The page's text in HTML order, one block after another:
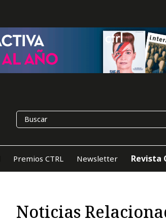
Premios CTRL Newsletter Revista
Noticias